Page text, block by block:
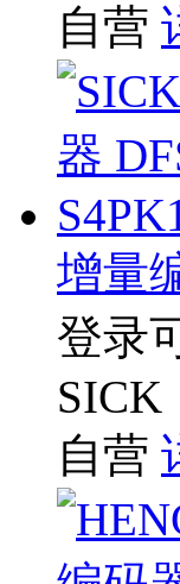
自营
增量
登录
SICK
自营